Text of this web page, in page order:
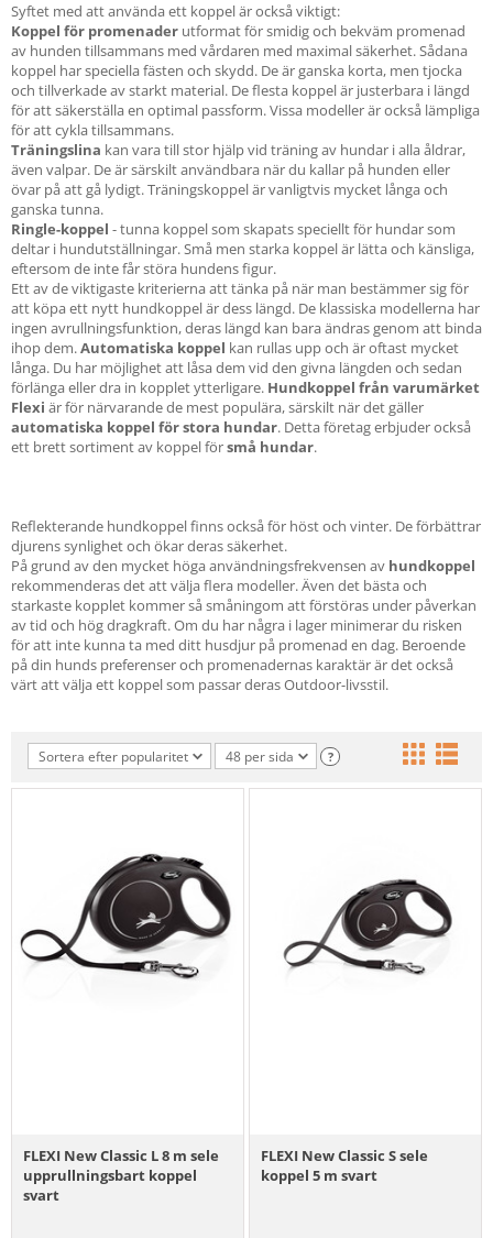
Syftet med att använda ett koppel är också viktigt:
Koppel för promenader utformat för smidig och bekväm promenad
av hunden tillsammans med vårdaren med maximal säkerhet. Sådana
koppel har speciella fästen och skydd. De är ganska korta, men tjocka
och tillverkade av starkt material. De flesta koppel är justerbara i längd
för att säkerställa en optimal passform. Vissa modeller är också lämpliga
för att cykla tillsammans.
Träningslina kan vara till stor hjälp vid träning av hundar i alla åldrar,
även valpar. De är särskilt användbara när du kallar på hunden eller
övar på att gå lydigt. Träningskoppel är vanligtvis mycket långa och
ganska tunna.
Ringle-koppel - tunna koppel som skapats speciellt för hundar som
deltar i hundutställningar. Små men starka koppel är lätta och känsliga,
eftersom de inte får störa hundens figur.
Ett av de viktigaste kriterierna att tänka på när man bestämmer sig för
att köpa ett nytt hundkoppel är dess längd. De klassiska modellerna har
ingen avrullningsfunktion, deras längd kan bara ändras genom att binda
ihop dem.Automatiska koppel kan rullas upp och är oftast mycket
långa. Du har möjlighet att låsa dem vid den givna längden och sedan
förlänga eller dra in kopplet ytterligare. Hundkoppel från varumärket
Flexi är för närvarande de mest populära, särskilt när det gäller
automatiska koppel för stora hundar. Detta företag erbjuder också
ett brett sortiment av koppel försmå hundar.
Reflekterande hundkoppel finns också för höst och vinter. De förbättrar
djurens synlighet och ökar deras säkerhet.
På grund av den mycket höga användningsfrekvensen av hundkoppel
rekommenderas det att välja flera modeller. Även det bästa och
starkaste kopplet kommer så småningom att förstöras under påverkan
av tid och hög dragkraft. Om du har några i lager minimerar du risken
för att inte kunna ta med ditt husdjur på promenad en dag. Beroende
på din hunds preferenser och promenadernas karaktär är det också
värt att välja ett koppel som passar deras Outdoor-livsstil.
Sortera efter popularitet 48 per sida ?
FLEXI New Classic L 8 m sele
upprullningsbart koppel
svart
FLEXI New Classic S sele
koppel 5 m svart